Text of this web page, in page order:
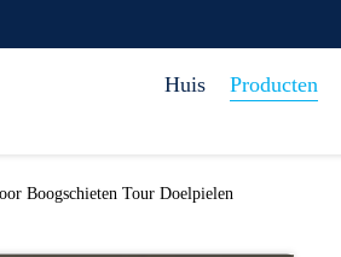
Huis Producten
Boogschieten Tour Doelpielen